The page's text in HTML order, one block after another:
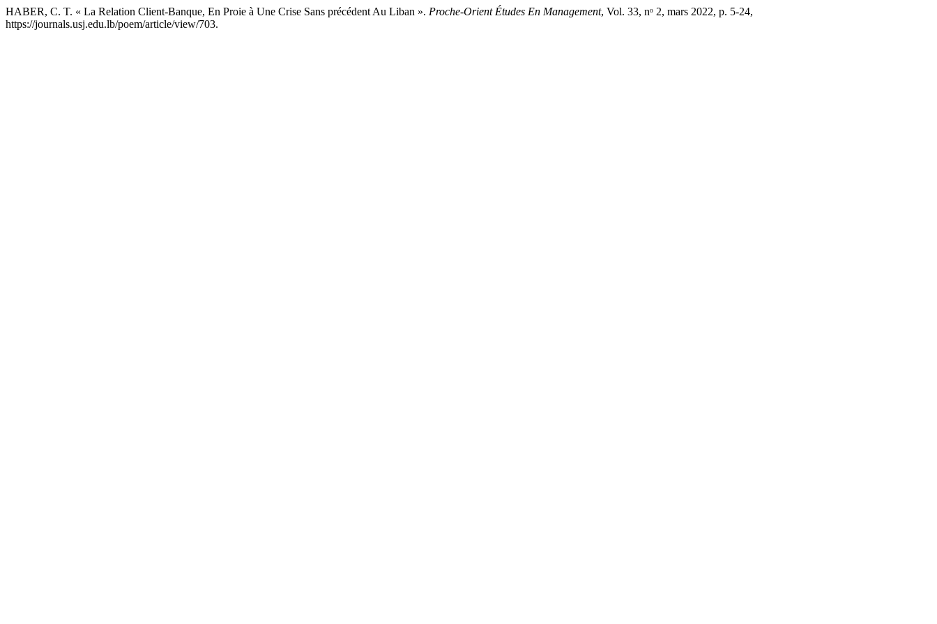
HABER, C. T. « La Relation Client-Banque, En Proie à Une Crise Sans précédent Au Liban ». Proche-Orient Études En Management, Vol. 33, nᵒ 2, mars 2022, p. 5-24,
https://journals.usj.edu.lb/poem/article/view/703.